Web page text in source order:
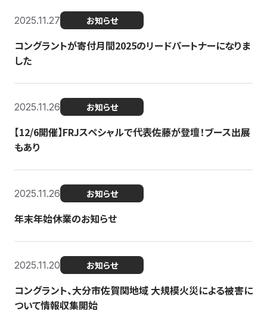
2025.11.27 お知らせ
コングラントが寄付月間2025のリードパートナーになりま
した
2025.11.26 お知らせ
【12/6開催】FRJスペシャルで代表佐藤が登壇！ブース出展
もあり
2025.11.26 お知らせ
年末年始休業のお知らせ
2025.11.20 お知らせ
コングラント、大分市佐賀関地域 大規模火災による被害に
ついて情報収集開始